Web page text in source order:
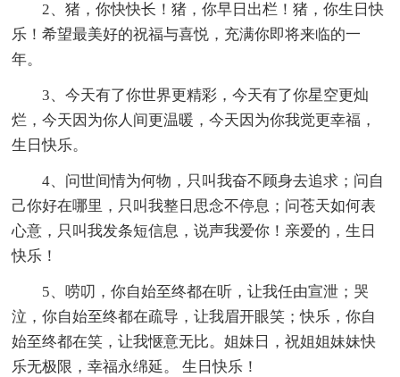
2、猪，你快快长！猪，你早日出栏！猪，你生日快
乐！希望最美好的祝福与喜悦，充满你即将来临的一
年。
3、今天有了你世界更精彩，今天有了你星空更灿
烂，今天因为你人间更温暖，今天因为你我觉更幸福，
生日快乐。
4、问世间情为何物，只叫我奋不顾身去追求；问自
己你好在哪里，只叫我整日思念不停息；问苍天如何表
心意，只叫我发条短信息，说声我爱你！亲爱的，生日
快乐！
5、唠叨，你自始至终都在听，让我任由宣泄；哭
泣，你自始至终都在疏导，让我眉开眼笑；快乐，你自
始至终都在笑，让我惬意无比。姐妹日，祝姐姐妹妹快
乐无极限，幸福永绵延。 生日快乐！